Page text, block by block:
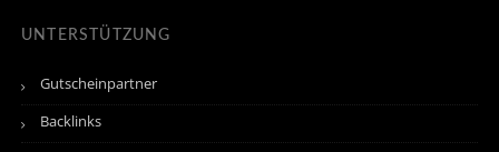
UNTERSTÜTZUNG
Gutscheinpartner
Backlinks